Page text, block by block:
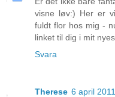
visne løv:) Her er
fuldt flor hos mig -
linket til dig i mit
Svara
Therese 6 april